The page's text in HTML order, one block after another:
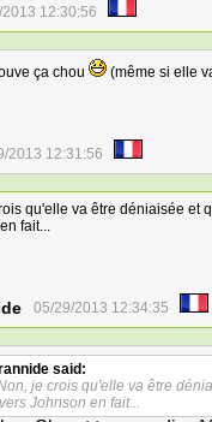
12:30:56
ça chou (même si elle
2013 12:31:56
qu'elle va être déniaisée et
fait...
05/29/2013 12:34:35
said:
je crois qu'elle va être
Johnson en fait...